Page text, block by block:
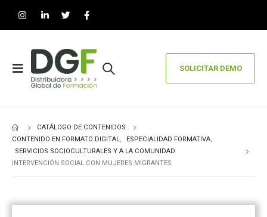
SOLICITAR DEMO
CATÁLOGO DE CONTENIDOS
CONTENIDO EN FORMATO DIGITAL, ESPECIALIDAD FORMATIVA,
SERVICIOS SOCIOCULTURALES Y A LA COMUNIDAD
INTERVENCIÓN SOCIAL CON MUJERES MIGRANTES